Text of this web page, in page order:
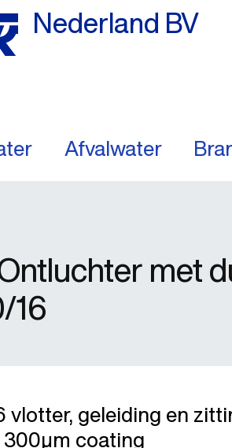
Nederland BV
Afvalwater
met
16
vlotter, geleiding en
coating